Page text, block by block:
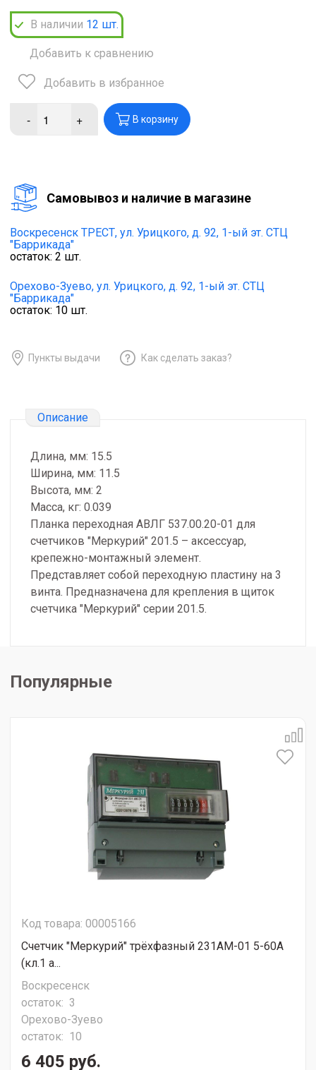
В наличии 12 шт.
Добавить к сравнению
Добавить в избранное
- + В корзину
Cамовывоз и наличие в магазине
Воскресенск ТРЕСТ, ул. Урицкого, д. 92, 1-ый эт. СТЦ
"Баррикада"
остаток: 2 шт.
Орехово-Зуево, ул. Урицкого, д. 92, 1-ый эт. СТЦ
"Баррикада"
остаток: 10 шт.
Пункты выдачи Как сделать заказ?
Описание
Длина, мм: 15.5
Ширина, мм: 11.5
Высота, мм: 2
Масса, кг: 0.039
Планка переходная АВЛГ 537.00.20-01 для
счетчиков "Меркурий" 201.5 – аксессуар,
крепежно-монтажный элемент.
Представляет собой переходную пластину на 3
винта. Предназначена для крепления в щиток
счетчика "Меркурий" серии 201.5.
Популярные
Код товара: 00005166
Счетчик "Меркурий" трёхфазный 231АМ-01 5-60А
(кл.1 а...
Воскресенск
остаток: 3
Орехово-Зуево
остаток: 10
6 405 руб.